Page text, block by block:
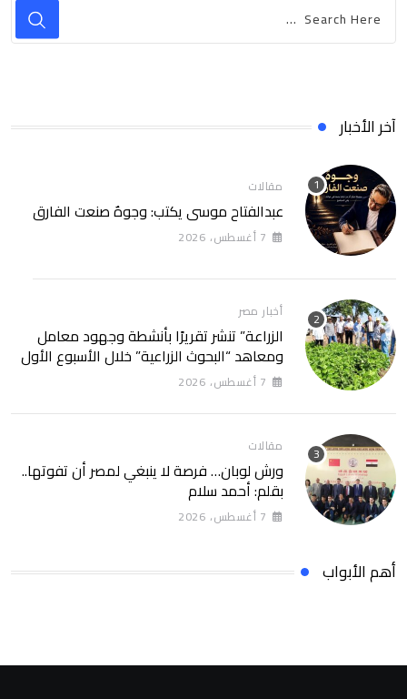
آخر الأخبار
مقالات
عبدالفتاح موسى يكتب: وجوهٌ صنعت الفارق
7 أغسطس، 2026
أخبار مصر
الزراعة” تنشر تقريرًا بأنشطة وجهود معامل
ومعاهد “البحوث الزراعية” خلال الأسبوع الأول
من أغسطس 2026
7 أغسطس، 2026
مقالات
ورش لوبان… فرصة لا ينبغي لمصر أن تفوتها..
بقلم: أحمد سلام
7 أغسطس، 2026
أهم الأبواب